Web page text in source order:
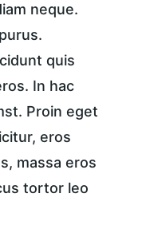
neque.
quis
In hac
Proin eget
eros
massa eros
tortor leo